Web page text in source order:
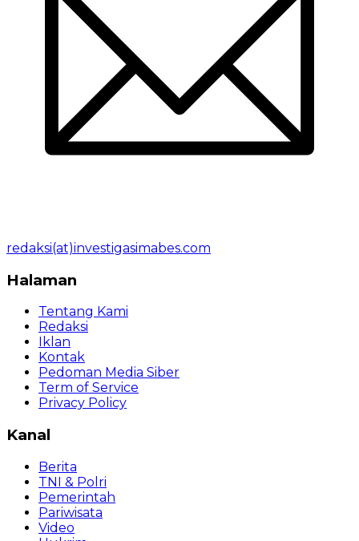
redaksi(at)investigasimabes.com
Halaman
Tentang Kami
Redaksi
Iklan
Kontak
Pedoman Media Siber
Term of Service
Privacy Policy
Kanal
Berita
TNI & Polri
Pemerintah
Pariwisata
Video